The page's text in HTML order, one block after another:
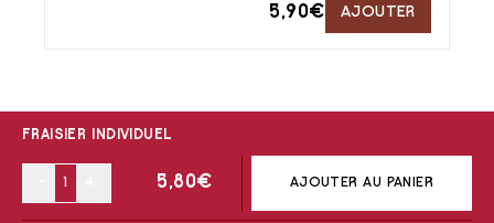
5,90€ AJOUTER
FRAISIER INDIVIDUEL
5,80€ AJOUTER AU PANIER